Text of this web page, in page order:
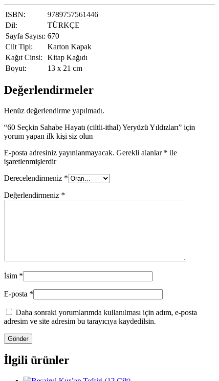
ISBN:
9789757561446
Dil:
TÜRKÇE
Sayfa Sayısı: 670
Cilt Tipi:
Karton Kapak
Kağıt Cinsi:
Kitap Kağıdı
Boyut:
13 x 21 cm
Değerlendirmeler
Henüz değerlendirme yapılmadı.
“60 Seçkin Sahabe Hayatı (ciltli-ithal) Yeryüzü Yıldızları” için
yorum yapan ilk kişi siz olun
E-posta adresiniz yayınlanmayacak. Gerekli alanlar * ile
işaretlenmişlerdir
Derecelendirmeniz *
Değerlendirmeniz *
İsim *
E-posta *
Daha sonraki yorumlarımda kullanılması için adım, e-posta
adresim ve site adresim bu tarayıcıya kaydedilsin.
İlgili ürünler